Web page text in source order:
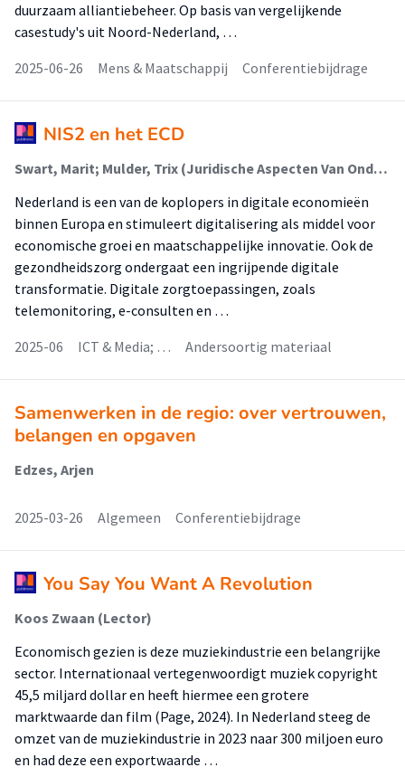
duurzaam alliantiebeheer. Op basis van vergelijkende
casestudy's uit Noord-Nederland, …
2025-06-26
Mens & Maatschappij Conferentiebijdrage
NIS2 en het ECD
Swart, Marit; Mulder, Trix (Juridische Aspecten Van Ondernemerschap)
Nederland is een van de koplopers in digitale economieën
binnen Europa en stimuleert digitalisering als middel voor
economische groei en maatschappelijke innovatie. Ook de
gezondheidszorg ondergaat een ingrijpende digitale
transformatie. Digitale zorgtoepassingen, zoals
telemonitoring, e-consulten en …
2025-06
ICT & Media; … Andersoortig materiaal
Samenwerken in de regio: over vertrouwen,
belangen en opgaven
Edzes, Arjen
2025-03-26 Algemeen Conferentiebijdrage
You Say You Want A Revolution
Koos Zwaan (Lector)
Economisch gezien is deze muziekindustrie een belangrijke
sector. Internationaal vertegenwoordigt muziek copyright
45,5 miljard dollar en heeft hiermee een grotere
marktwaarde dan film (Page, 2024). In Nederland steeg de
omzet van de muziekindustrie in 2023 naar 300 miljoen euro
en had deze een exportwaarde …